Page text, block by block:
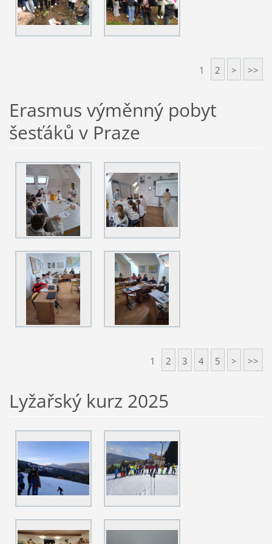
1 2 > >>
Erasmus výměnný pobyt
šesťáků v Praze
1 2 3 4 5 > >>
Lyžařský kurz 2025